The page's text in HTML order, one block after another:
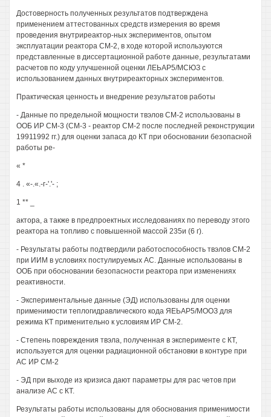
Достоверность полученных результатов подтверждена
применением аттестованных средств измерения во время
проведения внутриреактор-ных экспериментов, опытом
эксплуатации реактора СМ-2, в ходе которой используются
представленные в диссертационной работе данные, результатами
расчетов по коду улучшенной оценки ЛЕЬАР5/МСЮЗ с
использованием данных внутриреакторных экспериментов.
Практическая ценность и внедрение результатов работы
- Данные по предельной мощности твэлов СМ-2 использованы в
ООБ ИР СМ-3 (СМ-3 - реактор СМ-2 после последней реконструкции
19911992 гг.) для оценки запаса до КТ при обосновании безопасной
работы ре-
« *
4 . «-.«.-г-'.'- ;
1 ** _
актора, а также в предпроектных исследованиях по переводу этого
реактора на топливо с повышенной массой 235и (6 г).
- Результаты работы подтвердили работоспособность твэлов СМ-2
при ИИМ в условиях постулируемых АС. Данные использованы в
ООБ при обосновании безопасности реактора при изменениях
реактивности.
- Экспериментальные данные (ЭД) использованы для оценки
применимости теплогидравлического кода ЯЕЬАР5/МООЗ для
режима КТ применительно к условиям ИР СМ-2.
- Степень повреждения твэла, полученная в эксперименте с КТ,
используется для оценки радиационной обстановки в контуре при
АС ИР СМ-2
- ЭД при выходе из кризиса дают параметры для рас четов при
анализе АС с КТ.
Результаты работы использованы для обоснования применимости